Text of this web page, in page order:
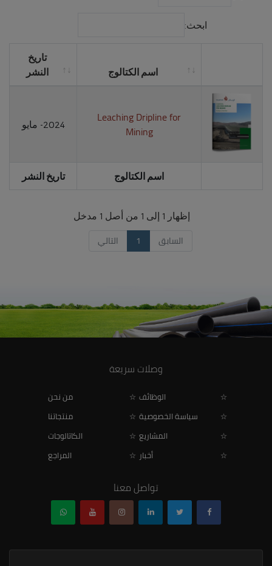
ابحث:
اسم الكتالوج
تاريخ
النشر
اسم الكتالوج تاريخ النشر
Leaching Dripline for
Mining
2024- مايو
إظهار 1 إلى 1 من أصل 1 مدخل
السابق 1 التالي
وصلات سريعة
من نحن
الوظائف
منتجاتنا
سياسة الخصوصية
الكاتالوجات
المشاريع
المراجع
أخبار
تواصل معنا